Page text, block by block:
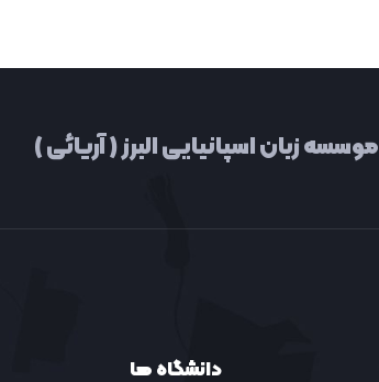
موسسه زبان اسپانیایی البرز ( آریائی )
دانشگاه ها